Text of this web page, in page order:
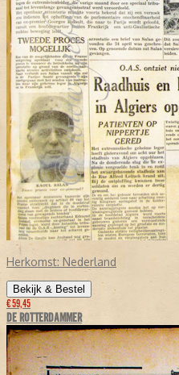
Herkomst: Nederland
Bekijk & Bestel
€ 59,45
DE ROTTERDAMMER